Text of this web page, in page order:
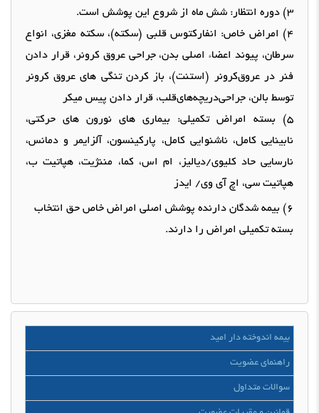
3) دوره انتظار : شش ماه از شروع این پوشش است.
4)
امراض خاص: انفارکتوس قلبی (سکته)، سکته‌ مغزی، انواع‌
سرطان، پیوند اعضاء اصلی‌ بدن، ‌جراحی‌ عروق‌ کرونر، قرار دادن‌
فنر‌ در عروق‌کرونر (استنت)، باز کردن تنگی های عروق کرونر
توسط بالن، جراحی‌دریچه‌های‌قلب، قرار دادن پیس میکر
5)
بسته امراض تکمیلی:
بیماری های نورون های حرکتی،
نابینایی کامل، ناشنوایی کامل، پارکینسون، آلزایمر و دمانس،
نارسایی حاد کلیوی/دیالیز، ام اس، کما، مننژیت، هپاتیت ب،
هپاتیت سی، اچ آی وی/ ایدز
6) بیمه شدگان دارنده پوشش اصلی امراض خاص حق انتخاب
بسته تکمیلی امراض را دارند.
بیمه اندوخته دار امید
راهنمای عضویت
سوالات متداول